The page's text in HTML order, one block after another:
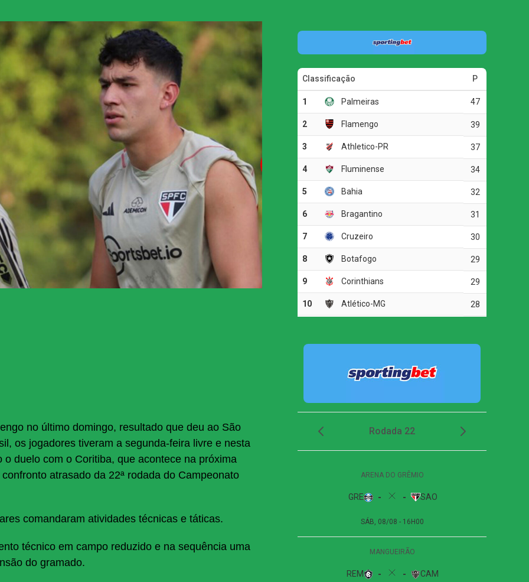
no último domingo, resultado que deu ao São
os jogadores tiveram a segunda-feira livre e nesta
duelo com o Coritiba, que acontece na próxima
atrasado da 22ª rodada do Campeonato
comandaram atividades técnicas e táticas.
técnico em campo reduzido e na sequência uma
do gramado.